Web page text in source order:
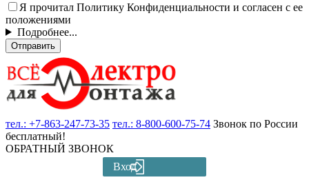
Я прочитал Политику Конфиденциальности и согласен с ее
положениями
Подробнее...
Отправить
тел.: +7-863-247-73-35 тел.: 8-800-600-75-74 Звонок по России
бесплатный!
ОБРАТНЫЙ ЗВОНОК
Вход